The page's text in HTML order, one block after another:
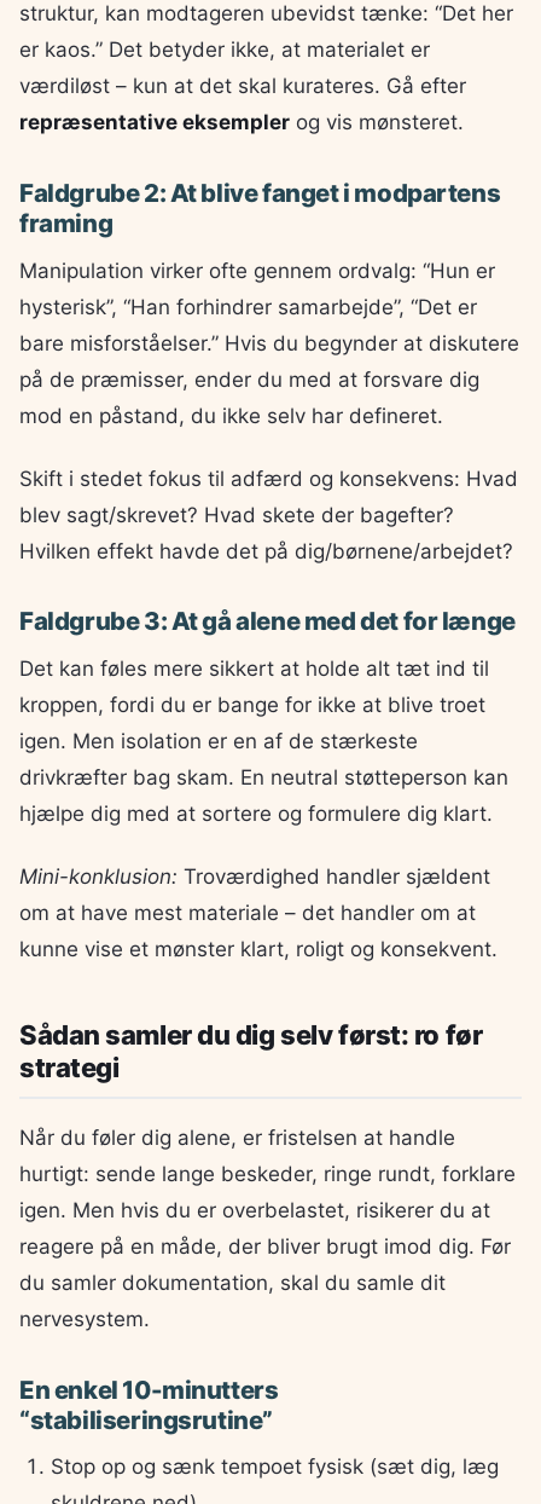
struktur, kan modtageren ubevidst tænke: “Det her
er kaos.” Det betyder ikke, at materialet er
værdiløst – kun at det skal kurateres. Gå efter
repræsentative eksempler og vis mønsteret.
Faldgrube 2: At blive fanget i modpartens
framing
Manipulation virker ofte gennem ordvalg: “Hun er
hysterisk”, “Han forhindrer samarbejde”, “Det er
bare misforståelser.” Hvis du begynder at diskutere
på de præmisser, ender du med at forsvare dig
mod en påstand, du ikke selv har defineret.
Skift i stedet fokus til adfærd og konsekvens: Hvad
blev sagt/skrevet? Hvad skete der bagefter?
Hvilken effekt havde det på dig/børnene/arbejdet?
Faldgrube 3: At gå alene med det for længe
Det kan føles mere sikkert at holde alt tæt ind til
kroppen, fordi du er bange for ikke at blive troet
igen. Men isolation er en af de stærkeste
drivkræfter bag skam. En neutral støtteperson kan
hjælpe dig med at sortere og formulere dig klart.
Mini-konklusion: Troværdighed handler sjældent
om at have mest materiale – det handler om at
kunne vise et mønster klart, roligt og konsekvent.
Sådan samler du dig selv først: ro før
strategi
Når du føler dig alene, er fristelsen at handle
hurtigt: sende lange beskeder, ringe rundt, forklare
igen. Men hvis du er overbelastet, risikerer du at
reagere på en måde, der bliver brugt imod dig. Før
du samler dokumentation, skal du samle dit
nervesystem.
En enkel 10-minutters
“stabiliseringsrutine”
Stop op og sænk tempoet fysisk (sæt dig, læg